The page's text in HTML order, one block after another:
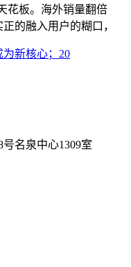
花板。海外销量翻倍
的融入用户的糊口，
新核心；20
名泉中心1309室